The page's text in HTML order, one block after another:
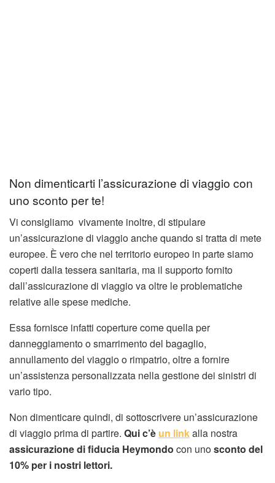
Non dimenticarti l’assicurazione di viaggio con
uno sconto per te!
Vi consigliamo vivamente inoltre, di stipulare
un’assicurazione di viaggio anche quando si tratta di mete
europee. È vero che nel territorio europeo in parte siamo
coperti dalla tessera sanitaria, ma il supporto fornito
dall’assicurazione di viaggio va oltre le problematiche
relative alle spese mediche.
Essa fornisce infatti coperture come quella per
danneggiamento o smarrimento del bagaglio,
annullamento del viaggio o rimpatrio, oltre a fornire
un’assistenza personalizzata nella gestione dei sinistri di
vario tipo.
Non dimenticare quindi, di sottoscrivere un’assicurazione
di viaggio prima di partire. Qui c’è un linkalla nostra
assicurazione di fiducia Heymondo con unosconto del
10% per i nostri lettori.